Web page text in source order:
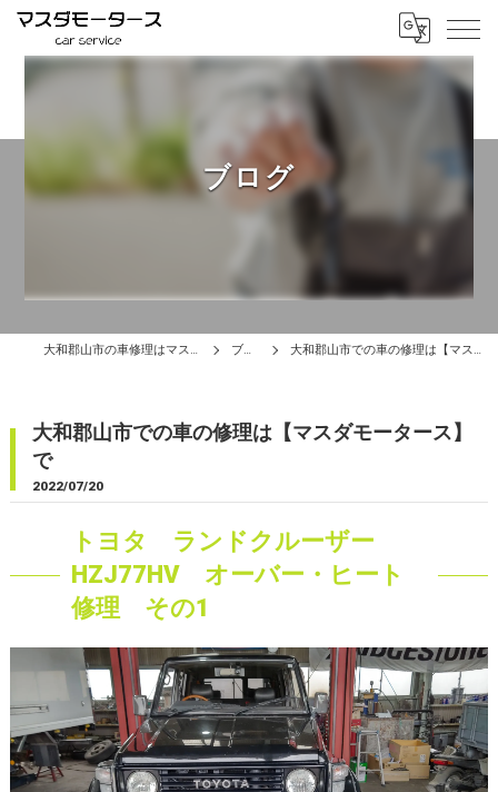
ブログ
大和郡山市の車修理はマスダモータース ブログ 大和郡山市での車の修理は【マスダモータース】で
大和郡山市での車の修理は【マスダモータース】
で
2022/07/20
トヨタ ランドクルーザー
HZJ77HV オーバー・ヒート
修理 その1